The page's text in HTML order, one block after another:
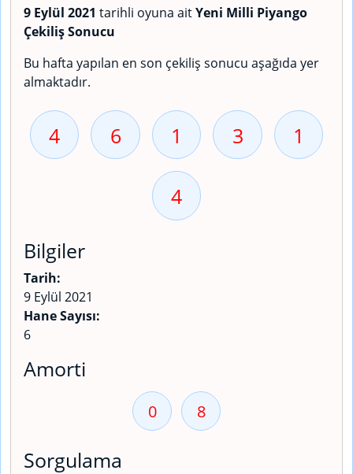
9 Eylül 2021 tarihli oyuna aitYeni Milli Piyango
Çekiliş Sonucu
Bu hafta yapılan en son çekiliş sonucu aşağıda yer
almaktadır.
4 6 1 3 1
4
Bilgiler
Tarih:
9 Eylül 2021
Hane Sayısı:
6
Amorti
0 8
Sorgulama